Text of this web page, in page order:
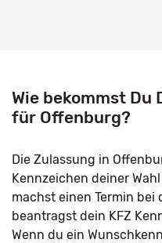
Wie bekommst Du
für Offenburg?
Die Zulassung in
Kennzeichen deiner
machst einen Termin
beantragst dein KFZ
Wenn du ein